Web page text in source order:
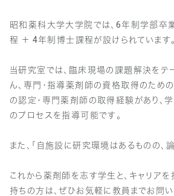
昭和薬科大学大学院では、6年制学部卒
程 ＋ 4年制博士課程が設けられています。
当研究室では、臨床現場の課題解決をテ
ん、専門・指導薬剤師の資格取得のため
の認定・専門薬剤師の取得経験があり、
のプロセスを指導可能です。
また、「自施設に研究環境はあるものの
これから薬剤師を志す学生と、キャリア
持ちの方は、ぜひお気軽に教員までお問い